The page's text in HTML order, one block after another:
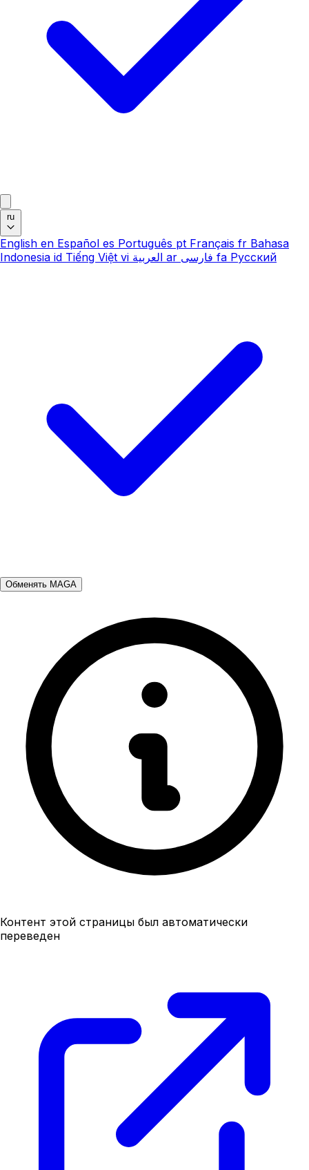
ru
English en Español es Português pt Français fr Bahasa
Indonesia id Tiếng Việt vi العربية ar فارسی fa Русский
Обменять MAGA
Контент этой страницы был автоматически
переведен